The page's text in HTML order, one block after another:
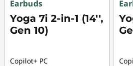
Earbuds
Yoga 7i 2-in-1 (14'',
Gen 10)
Copilot+ PC